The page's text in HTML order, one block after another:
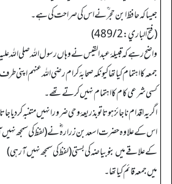
جیسا کہ حافظ ابن حجر ؒ نے اس کی صراحت کی ہے۔
(فتح الباري: 489/2)
واضح رہے کہ قبیلۂ عبدالقیس نے وہاں رسول اللہ صلی
جمعہ کا اہتمام کیا تھا کیونکہ صحابۂ کرام رضی اللہ عنہم
کسی شرعی کام کا اہتمام نہیں کرتے تھے۔
اگر یہ اقدام ناجائز ہوتا تو بذریعۂ وحی ضرور انہیں متنبہ کر دیا
اس کے علاوہ حضرت اسعد بن زرارہ ؓ نے (لفظ کی سمجھ
کے علاقے میں بنو بیاضہ کی بستی (لفظ کی سمجھ نہیں آ رہی)
میں جمعہ قائم کیا تھا۔